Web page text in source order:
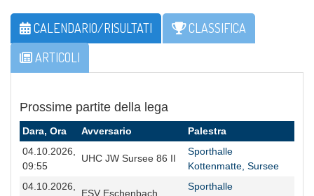
CALENDARIO/RISULTATI
CLASSIFICA
ARTICOLI